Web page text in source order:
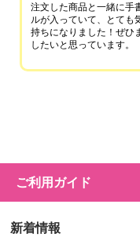
注文した商品と一緒に手
ルが入っていて、とても
持ちになりました！ぜひ
したいと思っています。
ご利用ガイド
新着情報